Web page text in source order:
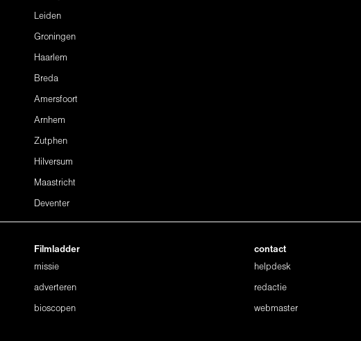
Leiden
Groningen
Haarlem
Breda
Amersfoort
Arnhem
Zutphen
Hilversum
Maastricht
Deventer
Filmladder
missie
adverteren
bioscopen
contact
helpdesk
redactie
webmaster